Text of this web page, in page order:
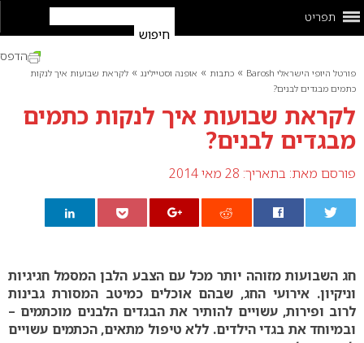
תפריט
פורטל היופי הישראלי Barosh » כתבות » אופנה וסטיילינג » לקראת שבועות איך לנקות
כתמים מבגדים לבנים?
לקראת שבועות איך לנקות כתמים
מבגדים לבנים?
פורסם מאת: בתאריך: 28 מאי 2014
הדפס
חג השבועות מזוהה יותר מכל עם הצבע הלבן המסמל חגיגיות
וניקיון. אירועי החג, שבהם אוכלים כמיטב המסורת גבינות
לרוב ופירות, עשויים להותיר את הבגדים הלבנים מוכתמים –
ובמיוחד את בגדי הילדים. ללא טיפול מתאים, הכתמים עשויים